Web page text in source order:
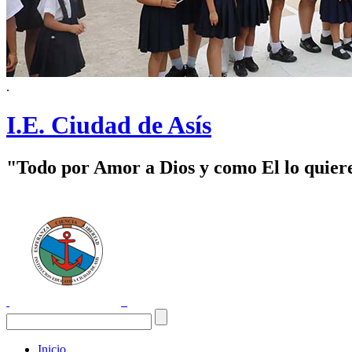
.
I.E. Ciudad de Asís
"Todo por Amor a Dios y como El lo
Inicio